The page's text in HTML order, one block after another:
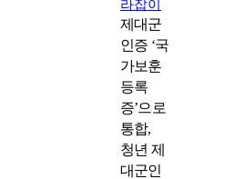
라잡이
제대군
인증 ‘국
가보훈
등록
증’으로
통합,
청년 제
대군인